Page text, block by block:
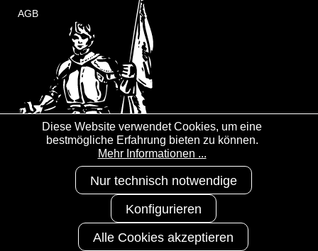
AGB
Copyright 20253S-Arbeitsschutz
Diese Website verwendet Cookies, um eine
bestmögliche Erfahrung bieten zu können.
Mehr Informationen ...
Nur technisch notwendige
Konfigurieren
Alle Cookies akzeptieren